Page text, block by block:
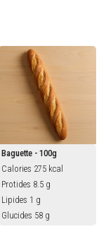
Baguette - 100g
Calories 275 kcal
Protides 8.5 g
Lipides 1 g
Glucides 58 g